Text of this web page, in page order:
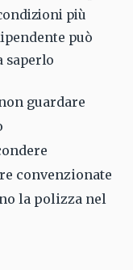
più
può
saperlo
guardare
convenzionate
la polizza nel